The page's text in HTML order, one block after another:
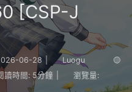
[CSP-J
06-28 Luogu
🟡
讀時間: 5分鐘 瀏覽量: